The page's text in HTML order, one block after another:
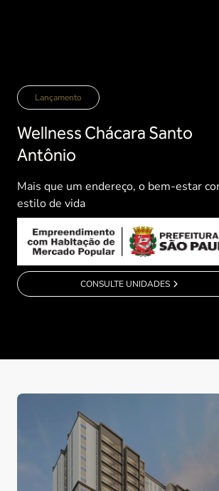
Lançamento
Wellness Chácara Santo
Antônio
Mais que um endereço, o bem-estar
estilo de vida
CONSULTE UNIDADES